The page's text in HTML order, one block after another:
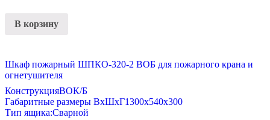
В корзину
Шкаф пожарный ШПКО-320-2 ВОБ для пожарного крана и
огнетушителя
КонструкцияВОК/Б
Габаритные размеры ВхШхГ1300х540х300
Тип ящика:Сварной